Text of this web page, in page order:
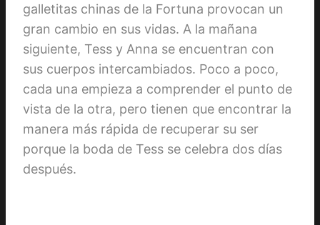
galletitas chinas de la Fortuna provocan un
gran cambio en sus vidas. A la mañana
siguiente, Tess y Anna se encuentran con
sus cuerpos intercambiados. Poco a poco,
cada una empieza a comprender el punto de
vista de la otra, pero tienen que encontrar la
manera más rápida de recuperar su ser
porque la boda de Tess se celebra dos días
después.